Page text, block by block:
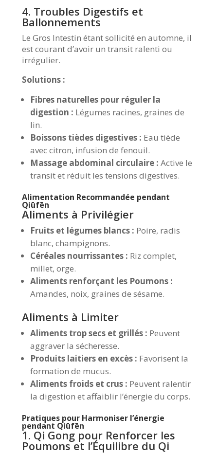
4. Troubles Digestifs et
Ballonnements
Le Gros Intestin étant sollicité en automne, il
est courant d’avoir un transit ralenti ou
irrégulier.
Solutions :
Fibres naturelles pour réguler la
digestion : Légumes racines, graines de
lin.
Boissons tièdes digestives : Eau tiède
avec citron, infusion de fenouil.
Massage abdominal circulaire : Active le
transit et réduit les tensions digestives.
Alimentation Recommandée pendant
Qiūfēn
Aliments à Privilégier
Fruits et légumes blancs : Poire, radis
blanc, champignons.
Céréales nourrissantes : Riz complet,
millet, orge.
Aliments renforçant les Poumons :
Amandes, noix, graines de sésame.
Aliments à Limiter
Aliments trop secs et grillés : Peuvent
aggraver la sécheresse.
Produits laitiers en excès : Favorisent la
formation de mucus.
Aliments froids et crus : Peuvent ralentir
la digestion et affaiblir l’énergie du corps.
Pratiques pour Harmoniser l’énergie
pendant Qiūfēn
1. Qi Gong pour Renforcer les
Poumons et l’Équilibre du Qi